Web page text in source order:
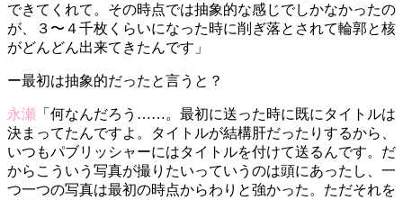
できてくれて。その時点では抽象的な感じでしかなかったの
が、３〜４千枚くらいになった時に削ぎ落とされて輪郭と核
がどんどん出来てきたんです」
ー最初は抽象的だったと言うと？
永瀬 「何なんだろう……。最初に送った時に既にタイトルは
決まってたんですよ。タイトルが結構肝だったりするから、
いつもパブリッシャーにはタイトルを付けて送るんです。だ
からこういう写真が撮りたいっていうのは頭にあったし、一
つ一つの写真は最初の時点からわりと強かった。ただそれを